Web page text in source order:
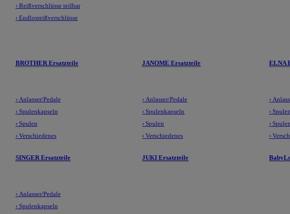
› Reißverschlüsse teilbar
› Endlosreißverschlüsse
BROTHER Ersatzteile
› Anlasser/Pedale
› Spulenkapseln
› Spulen
› Verschiedenes
JANOME Ersatzteile
› Anlasser/Pedale
› Spulenkapseln
› Spulen
› Verschiedenes
ELNA
›
›
› Spulen
›
SINGER Ersatzteile
› Anlasser/Pedale
› Spulenkapseln
JUKI Ersatzteile